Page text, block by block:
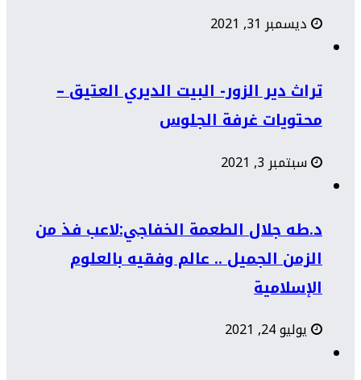
ديسمبر 31, 2021
تراث دير الزور- البيت الديري العتيق –
محتويات غرفة الجلوس
سبتمبر 3, 2021
د.طه جلال الطعمة الخفاجي:لاعب فذ من
الزمن الجميل .. عالم وفقيه بالعلوم
الإسلامية
يوليو 24, 2021